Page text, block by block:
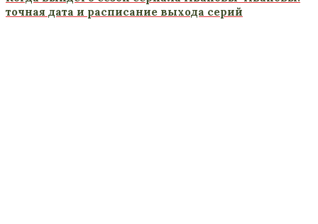
точная дата и расписание выхода серий